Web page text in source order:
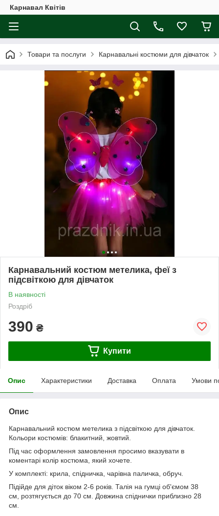
Карнавал Квітів
Товари та послуги Карнавальні костюми для дівчаток
Карнавальний костюм метелика, феї з
підсвіткою для дівчаток
В наявності
Роздріб
390 ₴
Купити
Опис Характеристики Доставка Оплата Умови
Опис
Карнавальний костюм метелика з підсвіткою для дівчаток.
Кольори костюмів: блакитний, жовтий.
Під час оформлення замовлення просимо вказувати в
коментарі колір костюма, який хочете.
У комплекті: крила, спідничка, чарівна паличка, обруч.
Підійде для діток віком 2-6 років. Талія на гумці об'ємом 38
см, розтягується до 70 см. Довжина спіднички приблизно 28
см.